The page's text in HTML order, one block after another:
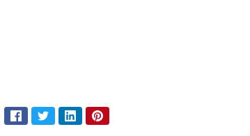
conteúdo:
FacebookTwitterLinkedInPinterest